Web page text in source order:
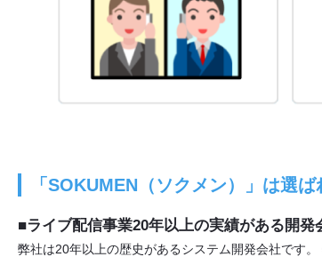
「SOKUMEN（ソクメン）」は選
■ライブ配信事業20年以上の実績がある開発
弊社は20年以上の歴史があるシステム開発会社です